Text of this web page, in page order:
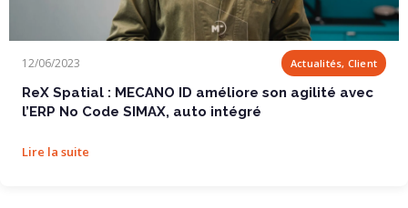
12/06/2023 Actualités, Client
ReX Spatial : MECANO ID améliore son agilité avec
l’ERP No Code SIMAX, auto intégré
Lire la suite